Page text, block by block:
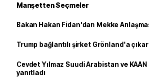
Manşetten Seçmeler
Bakan Hakan Fidan'dan Mekke
Trump bağlantılı şirket Grönland'a
Cevdet Yılmaz Suudi Arabistan ve
yanıtladı